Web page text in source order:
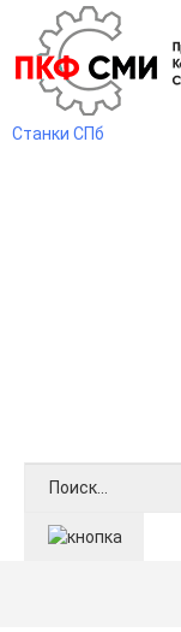
Станки СПб